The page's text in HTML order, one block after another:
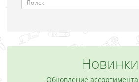
Новинки
Обновление ассортимента